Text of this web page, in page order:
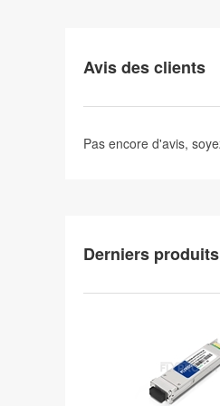
Avis des clients
Pas encore d'avis,
Derniers